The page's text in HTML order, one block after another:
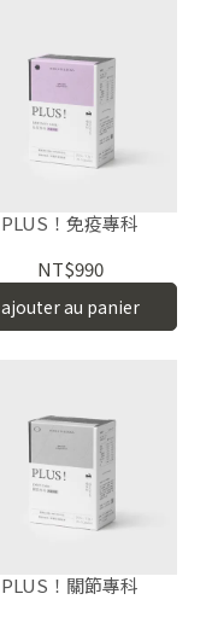
PLUS！免疫專科
NT$990
ajouter au panier
PLUS！關節專科